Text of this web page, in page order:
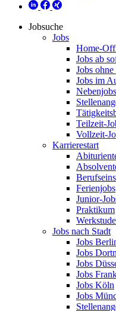
Jobsuche
Jobs
Home-
Jobs ab
Jobs
Jobs im
Nebenjobs
Teilzeit-
Vollzeit-
Karrierestart
Ferienjobs
Junior-
Praktikum
Jobs nach Stadt
Jobs
Jobs
Jobs
Jobs
Jobs Köln
Jobs